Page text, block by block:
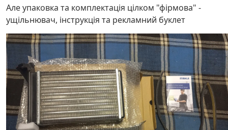
Але упаковка та комплектація цілком "фірмова" -
ущільнювач, інструкція та рекламний буклет